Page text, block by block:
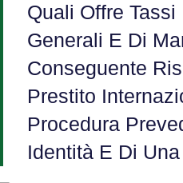
Quali Offre
Generali E Di
Conseguente
Prestito
Procedura
Identità E Di